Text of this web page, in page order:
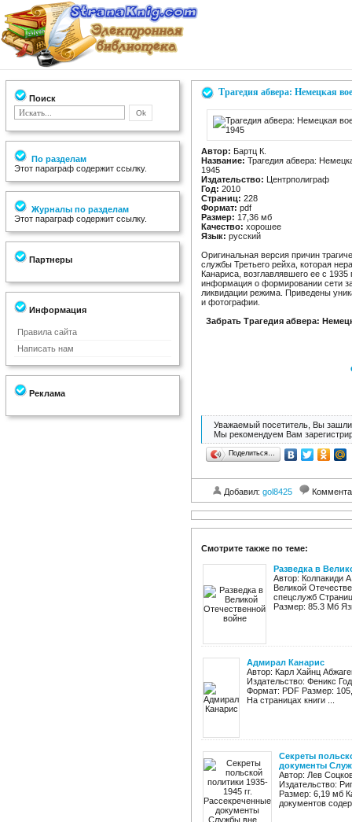
Поиск
По разделам
Этот параграф содержит ссылку.
Журналы по разделам
Этот параграф содержит ссылку.
Партнеры
Информация
Правила сайта
Написать нам
Реклама
Трагедия абвера: Немецкая
Автор: Бартц К.
Название: Трагедия абвера:
1945
Издательство: Центрполиграф
Год: 2010
Страниц: 228
Формат: pdf
Размер: 17,36 мб
Качество: хорошее
Язык: русский
Оригинальная версия причин
службы Третьего рейха, которая
Канариса, возглавлявшего ее с
информация о формировании сети
ликвидации режима. Приведены
и фотографии.
Забрать Трагедия абвера:
Уважаемый посетитель, Вы зашли
Мы рекомендуем Вам
Поделиться…
Добавил: gol8425
Смотрите также по теме:
Разведка в
Автор: Колпакиди
Великой
спецслужб
Размер: 85.3 Мб
Адмирал Канарис
Автор: Карл Хайнц
Издательство: Феникс
Формат: PDF Размер:
На страницах книги ...
Секреты
документы
Автор: Лев
Издательство:
Размер: 6,19 мб
документов